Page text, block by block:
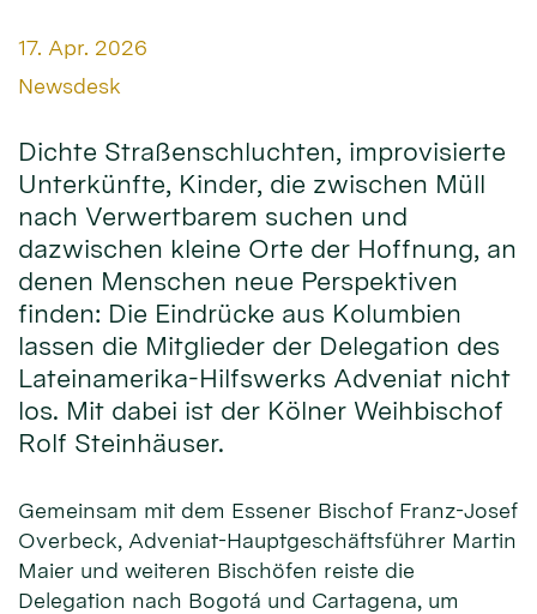
Datum:
17. Apr. 2026
Von:
Newsdesk
Dichte Straßenschluchten, improvisierte
Unterkünfte, Kinder, die zwischen Müll
nach Verwertbarem suchen und
dazwischen kleine Orte der Hoffnung, an
denen Menschen neue Perspektiven
finden: Die Eindrücke aus Kolumbien
lassen die Mitglieder der Delegation des
Lateinamerika-Hilfswerks Adveniat nicht
los. Mit dabei ist der Kölner Weihbischof
Rolf Steinhäuser.
Gemeinsam mit dem Essener Bischof Franz-Josef
Overbeck, Adveniat-Hauptgeschäftsführer Martin
Maier und weiteren Bischöfen reiste die
Delegation nach Bogotá und Cartagena, um